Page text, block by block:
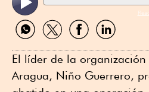
Compartir
por
Compartir
por
Compartir
por
Compartir
por
El líder de la
Aragua, Niño Guerrero,